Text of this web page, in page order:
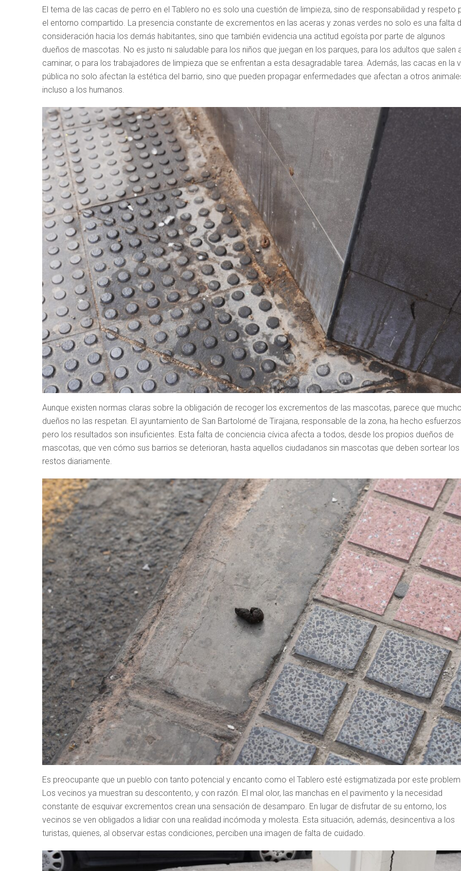
El tema de las cacas de perro en el Tablero no es solo una cuestión de limpieza, sino de responsabilidad y respeto
el entorno compartido. La presencia constante de excrementos en las aceras y zonas verdes no solo es una falta
consideración hacia los demás habitantes, sino que también evidencia una actitud egoísta por parte de algunos
dueños de mascotas. No es justo ni saludable para los niños que juegan en los parques, para los adultos que salen
caminar, o para los trabajadores de limpieza que se enfrentan a esta desagradable tarea. Además, las cacas en la
pública no solo afectan la estética del barrio, sino que pueden propagar enfermedades que afectan a otros
incluso a los humanos.
Aunque existen normas claras sobre la obligación de recoger los excrementos de las mascotas, parece que
dueños no las respetan. El ayuntamiento de San Bartolomé de Tirajana, responsable de la zona, ha hecho
pero los resultados son insuficientes. Esta falta de conciencia cívica afecta a todos, desde los propios dueños de
mascotas, que ven cómo sus barrios se deterioran, hasta aquellos ciudadanos sin mascotas que deben sortear los
restos diariamente.
Es preocupante que un pueblo con tanto potencial y encanto como el Tablero esté estigmatizada por este
Los vecinos ya muestran su descontento, y con razón. El mal olor, las manchas en el pavimento y la necesidad
constante de esquivar excrementos crean una sensación de desamparo. En lugar de disfrutar de su entorno, los
vecinos se ven obligados a lidiar con una realidad incómoda y molesta. Esta situación, además, desincentiva a los
turistas, quienes, al observar estas condiciones, perciben una imagen de falta de cuidado.